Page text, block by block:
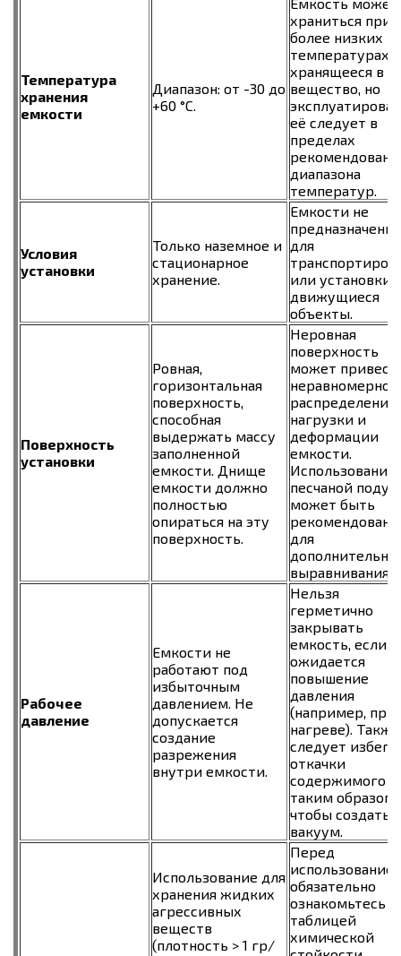
Температура
хранения
емкости
Диапазон: от -30 до
+60 °C.
храниться при
более низких
температурах,
хранящееся в
вещество, но
её следует в
пределах
диапазона
температур.
Условия
установки
Только наземное и
стационарное
хранение.
Емкости не
предназначены
для
или установки
движущиеся
объекты.
Поверхность
установки
Ровная,
горизонтальная
поверхность,
способная
выдержать массу
заполненной
емкости. Днище
емкости должно
полностью
опираться на эту
поверхность.
Неровная
поверхность
может
распределению
нагрузки и
деформации
емкости.
Использование
песчаной
может быть
рекомендовано
для
выравнивания.
Рабочее
давление
Емкости не
работают под
избыточным
давлением. Не
допускается
создание
разрежения
внутри емкости.
Нельзя
герметично
закрывать
емкость, если
ожидается
повышение
давления
(например, при
нагреве). Также
следует
откачки
содержимого
таким образом,
чтобы создать
вакуум.
Использование для
хранения жидких
агрессивных
веществ
(плотность > 1 гр/
Перед
обязательно
ознакомьтесь с
таблицей
химической